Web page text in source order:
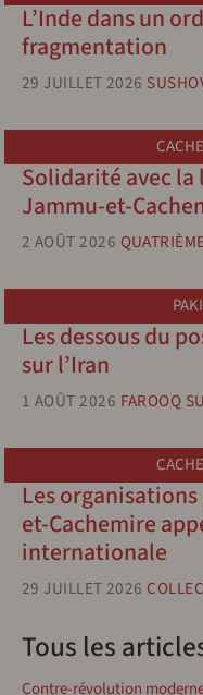
L’Inde dans un
fragmentation
29 JUILLET 2026
Solidarité avec
Jammu-et-
2 AOÛT 2026
Les dessous du
sur l’Iran
1 AOÛT 2026 FAROOQ
Les
et-Cachemire
internationale
29 JUILLET 2026
Tous les
Contre-révolution